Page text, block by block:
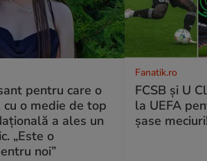
pentru care o
o medie de top
a ales un
„Este o
noi”
Fanatik.ro
FCSB și U
la UEFA
șase